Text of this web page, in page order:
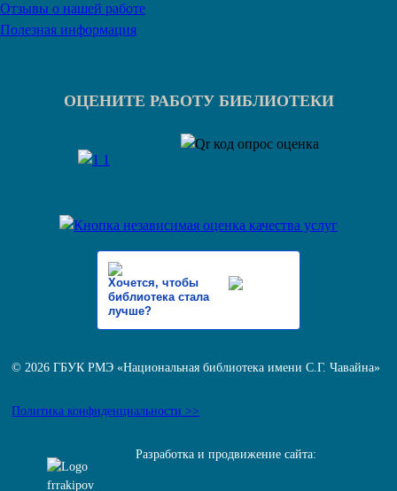
Отзывы о нашей работе
Полезная информация
ОЦЕНИТЕ РАБОТУ БИБЛИОТЕКИ
Хочется, чтобы
библиотека стала
лучше?
© 2026 ГБУК РМЭ «Национальная библиотека имени С.Г. Чавайна»
Политика конфиденциальности >>
Разработка и продвижение сайта: